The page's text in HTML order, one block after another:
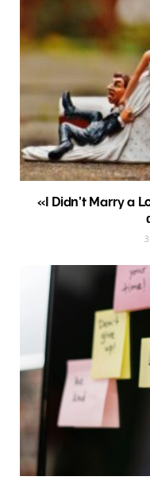
«I Didn’t Marry a